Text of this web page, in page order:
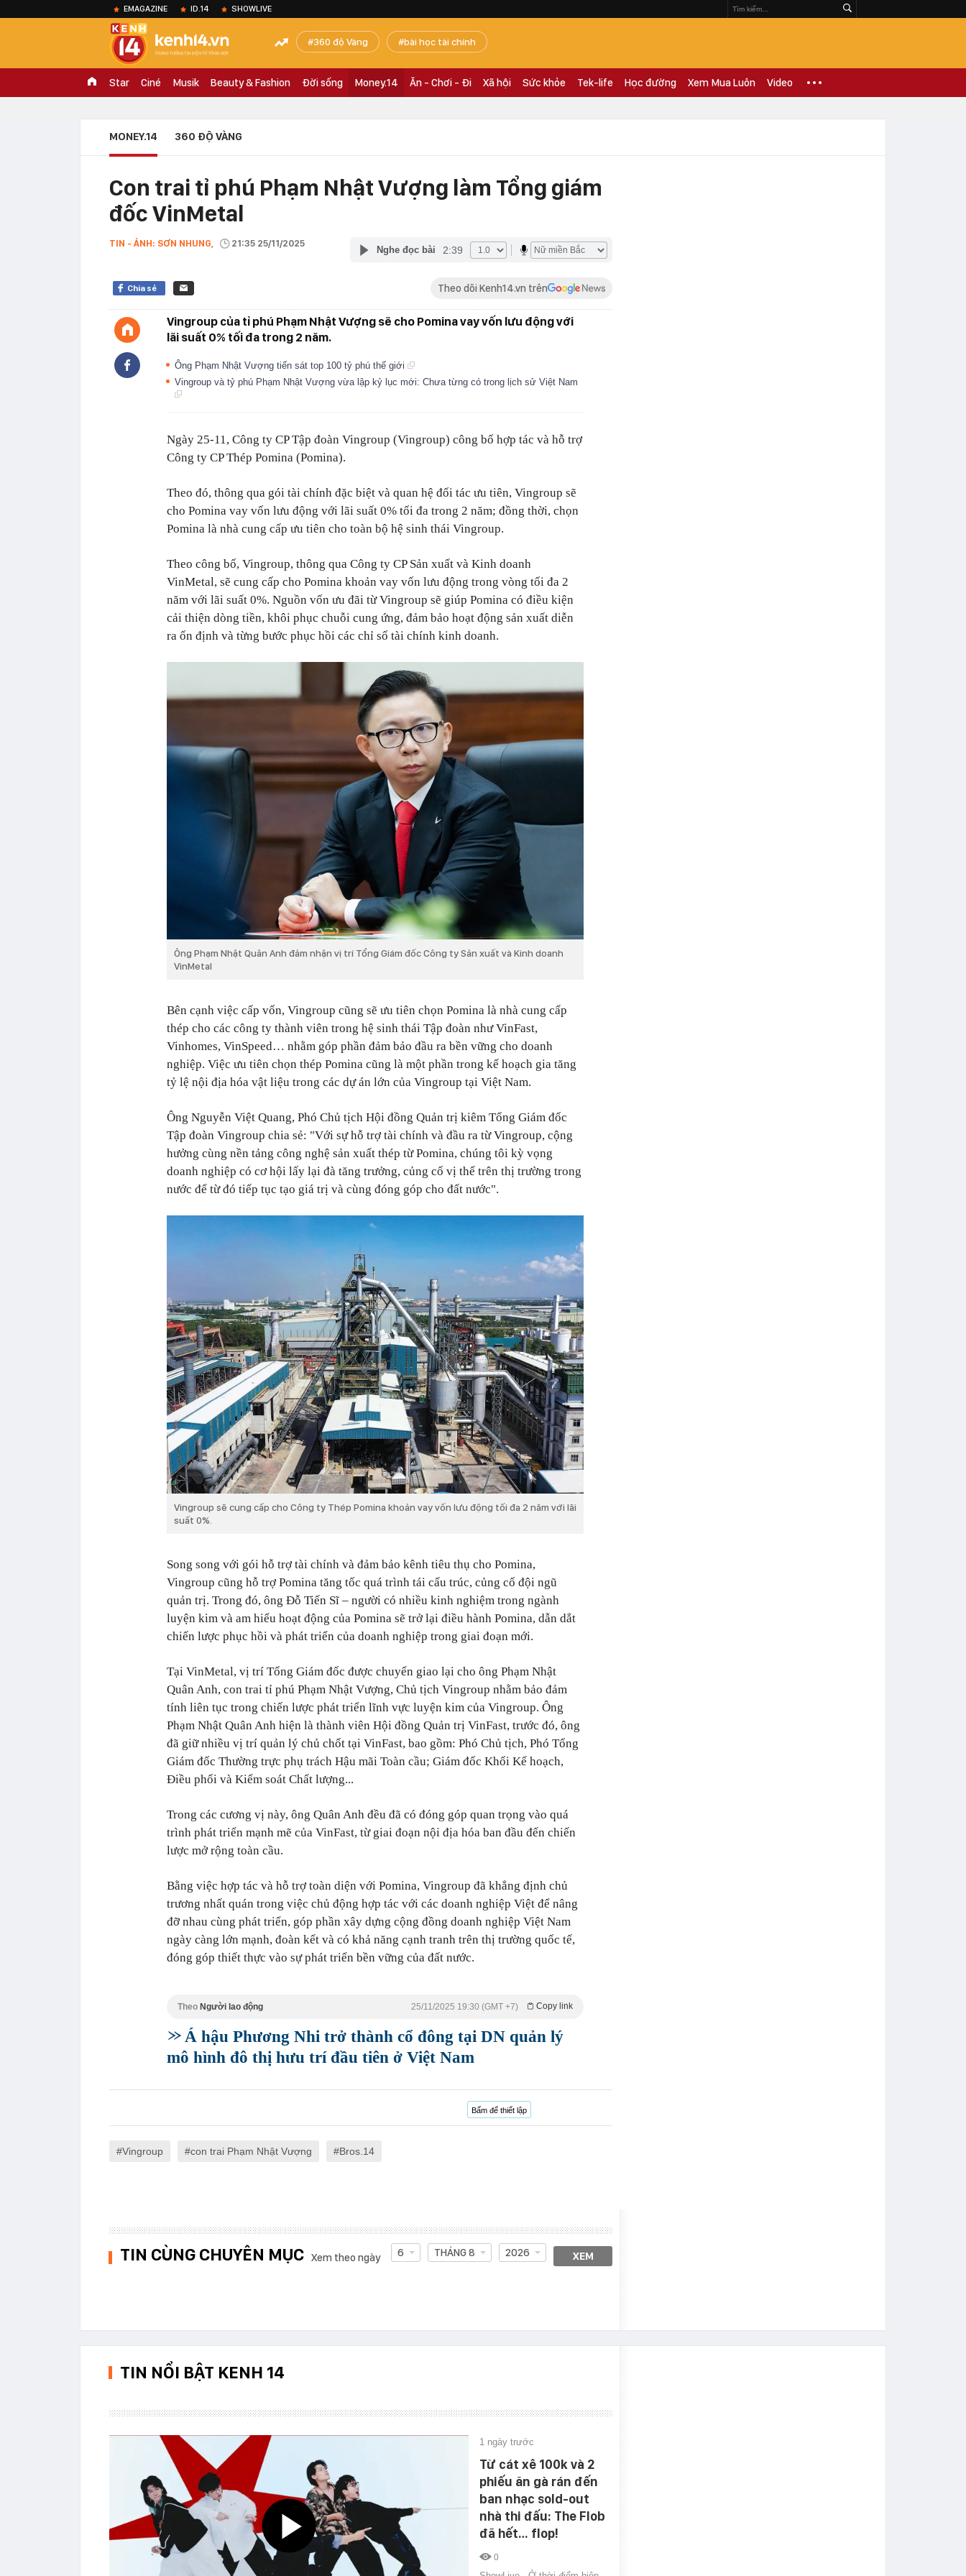
EMAGAZINE ID.14 SHOWLIVE
360 độ Vàng bài học tài chính
Star Ciné Musik Beauty & Fashion Đời sống Money.14 Ăn - Chơi - Đi Xã hội Sức khỏe Tek-life Học đường Xem Mua Luôn Video
MONEY.14 360 ĐỘ VÀNG
Con trai tỉ phú Phạm Nhật Vượng làm Tổng giám
đốc VinMetal
TIN - ẢNH: SƠN NHUNG, 21:35 25/11/2025
Nghe đọc bài 2:39
Chia sẻ Theo dõi Kenh14.vn trên
Vingroup của tỉ phú Phạm Nhật Vượng sẽ cho Pomina vay vốn lưu động với
lãi suất 0% tối đa trong 2 năm.
Ông Phạm Nhật Vượng tiến sát top 100 tỷ phú thế giới
Vingroup và tỷ phú Phạm Nhật Vượng vừa lập kỷ lục mới: Chưa từng có trong lịch sử Việt Nam
Ngày 25-11, Công ty CP Tập đoàn Vingroup (Vingroup) công bố hợp tác và hỗ trợ
Công ty CP Thép Pomina (Pomina).
Theo đó, thông qua gói tài chính đặc biệt và quan hệ đối tác ưu tiên, Vingroup sẽ
cho Pomina vay vốn lưu động với lãi suất 0% tối đa trong 2 năm; đồng thời, chọn
Pomina là nhà cung cấp ưu tiên cho toàn bộ hệ sinh thái Vingroup.
Theo công bố, Vingroup, thông qua Công ty CP Sản xuất và Kinh doanh
VinMetal, sẽ cung cấp cho Pomina khoản vay vốn lưu động trong vòng tối đa 2
năm với lãi suất 0%. Nguồn vốn ưu đãi từ Vingroup sẽ giúp Pomina có điều kiện
cải thiện dòng tiền, khôi phục chuỗi cung ứng, đảm bảo hoạt động sản xuất diễn
ra ổn định và từng bước phục hồi các chỉ số tài chính kinh doanh.
Ông Phạm Nhật Quân Anh đảm nhận vị trí Tổng Giám đốc Công ty Sản xuất và Kinh doanh
VinMetal
Bên cạnh việc cấp vốn, Vingroup cũng sẽ ưu tiên chọn Pomina là nhà cung cấp
thép cho các công ty thành viên trong hệ sinh thái Tập đoàn như VinFast,
Vinhomes, VinSpeed… nhằm góp phần đảm bảo đầu ra bền vững cho doanh
nghiệp. Việc ưu tiên chọn thép Pomina cũng là một phần trong kế hoạch gia tăng
tỷ lệ nội địa hóa vật liệu trong các dự án lớn của Vingroup tại Việt Nam.
Ông Nguyễn Việt Quang, Phó Chủ tịch Hội đồng Quản trị kiêm Tổng Giám đốc
Tập đoàn Vingroup chia sẻ: "Với sự hỗ trợ tài chính và đầu ra từ Vingroup, cộng
hưởng cùng nền tảng công nghệ sản xuất thép từ Pomina, chúng tôi kỳ vọng
doanh nghiệp có cơ hội lấy lại đà tăng trưởng, củng cố vị thế trên thị trường trong
nước để từ đó tiếp tục tạo giá trị và cùng đóng góp cho đất nước".
Vingroup sẽ cung cấp cho Công ty Thép Pomina khoản vay vốn lưu động tối đa 2 năm với lãi
suất 0%.
Song song với gói hỗ trợ tài chính và đảm bảo kênh tiêu thụ cho Pomina,
Vingroup cũng hỗ trợ Pomina tăng tốc quá trình tái cấu trúc, củng cố đội ngũ
quản trị. Trong đó, ông Đỗ Tiến Sĩ – người có nhiều kinh nghiệm trong ngành
luyện kim và am hiểu hoạt động của Pomina sẽ trở lại điều hành Pomina, dẫn dắt
chiến lược phục hồi và phát triển của doanh nghiệp trong giai đoạn mới.
Tại VinMetal, vị trí Tổng Giám đốc được chuyển giao lại cho ông Phạm Nhật
Quân Anh, con trai tỉ phú Phạm Nhật Vượng, Chủ tịch Vingroup nhằm bảo đảm
tính liên tục trong chiến lược phát triển lĩnh vực luyện kim của Vingroup. Ông
Phạm Nhật Quân Anh hiện là thành viên Hội đồng Quản trị VinFast, trước đó, ông
đã giữ nhiều vị trí quản lý chủ chốt tại VinFast, bao gồm: Phó Chủ tịch, Phó Tổng
Giám đốc Thường trực phụ trách Hậu mãi Toàn cầu; Giám đốc Khối Kế hoạch,
Điều phối và Kiểm soát Chất lượng...
Trong các cương vị này, ông Quân Anh đều đã có đóng góp quan trọng vào quá
trình phát triển mạnh mẽ của VinFast, từ giai đoạn nội địa hóa ban đầu đến chiến
lược mở rộng toàn cầu.
Bằng việc hợp tác và hỗ trợ toàn diện với Pomina, Vingroup đã khẳng định chủ
trương nhất quán trong việc chủ động hợp tác với các doanh nghiệp Việt để nâng
đỡ nhau cùng phát triển, góp phần xây dựng cộng đồng doanh nghiệp Việt Nam
ngày càng lớn mạnh, đoàn kết và có khả năng cạnh tranh trên thị trường quốc tế,
đóng góp thiết thực vào sự phát triển bền vững của đất nước.
Theo Người lao động Copy link
25/11/2025 19:30 (GMT +7)
Á hậu Phương Nhi trở thành cổ đông tại DN quản lý
mô hình đô thị hưu trí đầu tiên ở Việt Nam
Bấm để thiết lập
Vingroup con trai Phạm Nhật Vượng Bros.14
TIN CÙNG CHUYÊN MỤC Xem theo ngày 6 THÁNG 8 2026 XEM
TIN NỔI BẬT KENH 14
1 ngày trước
Từ cát xê 100k và 2
phiếu ăn gà rán đến
ban nhạc sold-out
nhà thi đấu: The Flob
đã hết… flop!
0